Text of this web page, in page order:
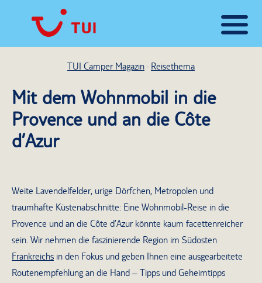
TUI Camper Magazin Reisethema
Mit dem Wohnmobil in die
Provence und an die Côte
d’Azur
Weite Lavendelfelder, urige Dörfchen, Metropolen und
traumhafte Küstenabschnitte: Eine Wohnmobil-Reise in die
Provence und an die Côte d’Azur könnte kaum facettenreicher
sein. Wir nehmen die faszinierende Region im Südosten
Frankreichs in den Fokus und geben Ihnen eine ausgearbeitete
Routenempfehlung an die Hand – Tipps und Geheimtipps